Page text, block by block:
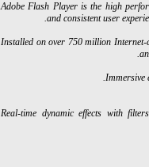
Adobe Flash Player is the high
and consistent user
Installed on over 750 million Internet-
Immersive
Real-time dynamic effects with